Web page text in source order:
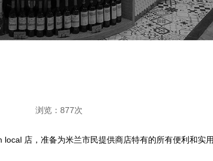
浏览：877次
店，准备为米兰市民提供商店特有的所有便利和实